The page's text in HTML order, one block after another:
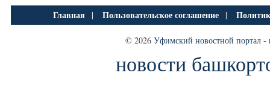
Главная | Пользовательское соглашение |
© 2026 Уфимский новостной портал -
новости